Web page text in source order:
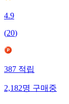
4.9
(20)
387적립
2,182명구매중